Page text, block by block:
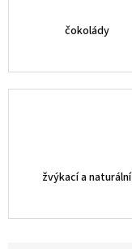
čokolády
žvýkací a naturální